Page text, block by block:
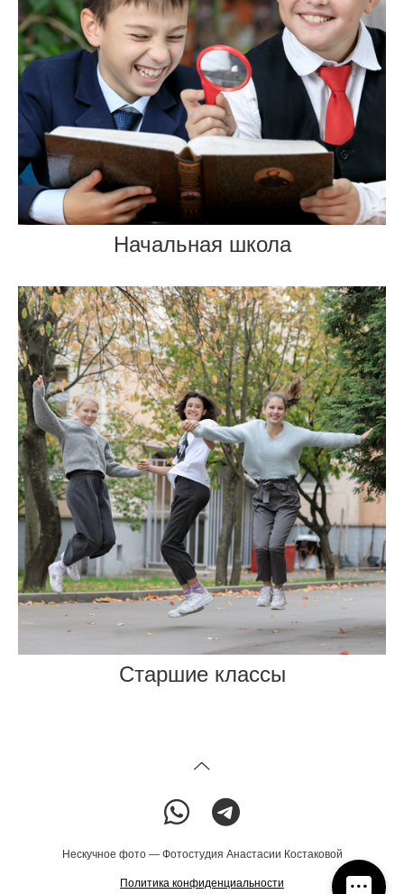
Начальная школа
Старшие классы
Нескучное фото — Фотостудия Анастасии Костаковой
Политика конфиденциальности